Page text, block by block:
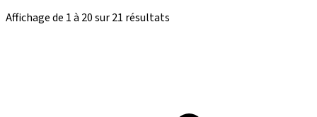
Affichage de 1à 20sur21 résultats